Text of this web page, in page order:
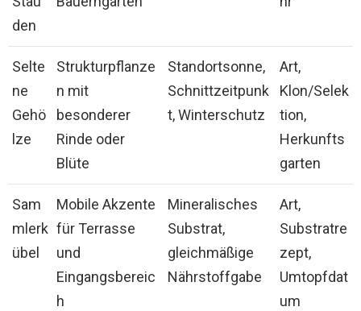
den
Selte
ne
Gehö
lze
Strukturpflanze
n mit
besonderer
Rinde oder
Blüte
Standortsonne,
Schnittzeitpunk
t, Winterschutz
Art,
Klon/Selek
tion,
Herkunfts
garten
Sam
mlerk
übel
Mobile Akzente
für Terrasse
und
Eingangsbereic
h
Mineralisches
Substrat,
gleichmäßige
Nährstoffgabe
Art,
Substratre
zept,
Umtopfdat
um